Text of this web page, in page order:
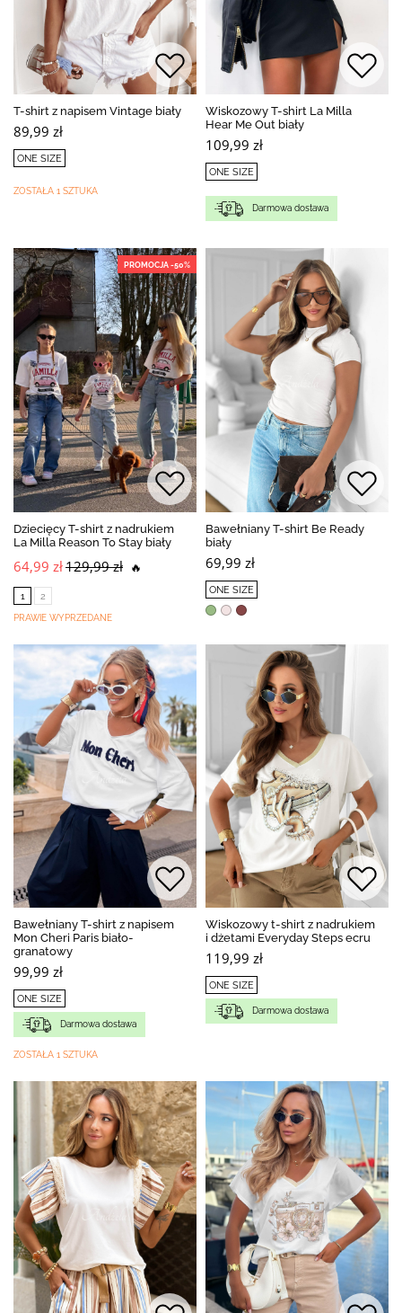
T-shirt z napisem Vintage biały
89,99 zł
ONE SIZE
ZOSTAŁA 1 SZTUKA
Wiskozowy T-shirt La Milla
Hear Me Out biały
109,99 zł
ONE SIZE
Darmowa dostawa
PROMOCJA -50%
Dziecięcy T-shirt z nadrukiem
La Milla Reason To Stay biały
64,99 zł129,99 zł 🔥
1 2
PRAWIE WYPRZEDANE
Bawełniany T-shirt Be Ready
biały
69,99 zł
ONE SIZE
Bawełniany T-shirt z napisem
Mon Cheri Paris biało-
granatowy
99,99 zł
ONE SIZE
Darmowa dostawa
ZOSTAŁA 1 SZTUKA
Wiskozowy t-shirt z nadrukiem
i dżetami Everyday Steps ecru
119,99 zł
ONE SIZE
Darmowa dostawa